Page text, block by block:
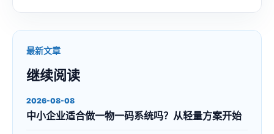
最新文章
继续阅读
2026-08-08
中小企业适合做一物一码系统吗？从轻量方案开始